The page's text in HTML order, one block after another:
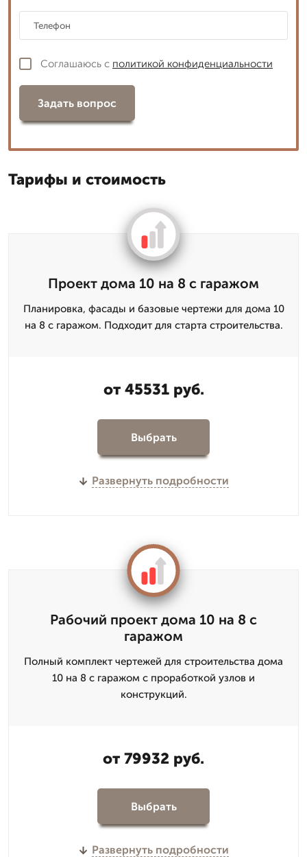
Соглашаюсь с политикой конфиденциальности
Задать вопрос
Тарифы и стоимость
Проект дома 10 на 8 с гаражом
Планировка, фасады и базовые чертежи для дома 10
на 8 с гаражом. Подходит для старта строительства.
от 45531 руб.
Выбрать
Развернуть подробности
Рабочий проект дома 10 на 8 с
гаражом
Полный комплект чертежей для строительства дома
10 на 8 с гаражом с проработкой узлов и
конструкций.
от 79932 руб.
Выбрать
Развернуть подробности